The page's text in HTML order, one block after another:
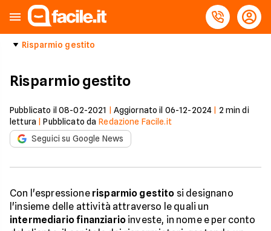
Risparmio gestito
Risparmio gestito
Pubblicato il 08-02-2021 Aggiornato il 06-12-2024 2 min di
lettura |Pubblicato da Redazione Facile.it
Seguici su Google News
Con l'espressione risparmio gestito si designano
l'insieme delle attività attraverso le quali un
intermediario finanziario investe, in nome e per conto